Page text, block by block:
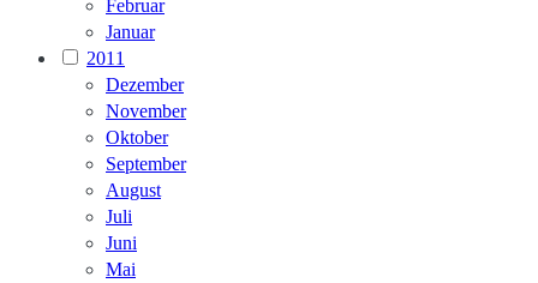
Februar
Januar
2011
Dezember
November
Oktober
September
August
Juli
Juni
Mai